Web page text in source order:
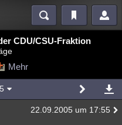
Mystery Kriminalfälle
CDU/CSU-Fraktion
Mehr
22.09.2005 um 17:55